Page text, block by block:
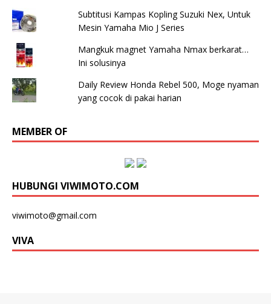
Subtitusi Kampas Kopling Suzuki Nex, Untuk
Mesin Yamaha Mio J Series
Mangkuk magnet Yamaha Nmax berkarat…
Ini solusinya
Daily Review Honda Rebel 500, Moge nyaman
yang cocok di pakai harian
MEMBER OF
HUBUNGI VIWIMOTO.COM
viwimoto@gmail.com
VIVA